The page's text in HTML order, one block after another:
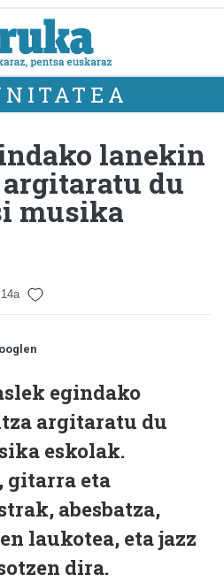
lanekin
du
musika
egindako
argitaratu du
eskolak.
gitarra eta
abesbatza,
laukotea, eta jazz
dira.